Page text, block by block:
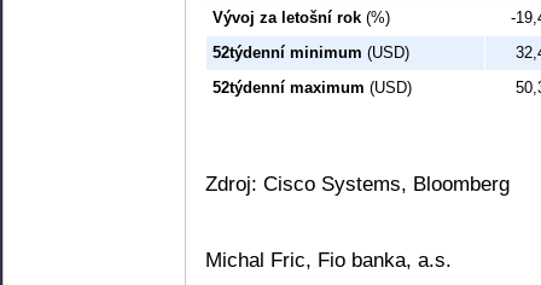
Vývoj za letošní rok (%)
-
52týdenní minimum (USD)
52týdenní maximum (USD)
Zdroj: Cisco Systems, Bloomberg
Michal Fric, Fio banka, a.s.